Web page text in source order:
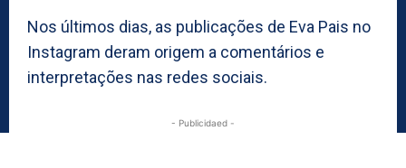
Nos últimos dias, as publicações de Eva Pais no
Instagram deram origem a comentários e
interpretações nas redes sociais.
- Publicidaed -